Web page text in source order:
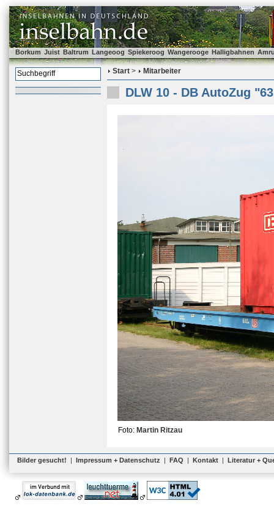
Borkum Juist Baltrum Langeoog Spiekeroog Wangerooge Halligbahnen
Start > Mitarbeiter
DLW 10 - DB AutoZug
Foto: Martin Ritzau
Bilder gesucht! | Impressum + Datenschutz | FAQ | Kontakt | Literatur +